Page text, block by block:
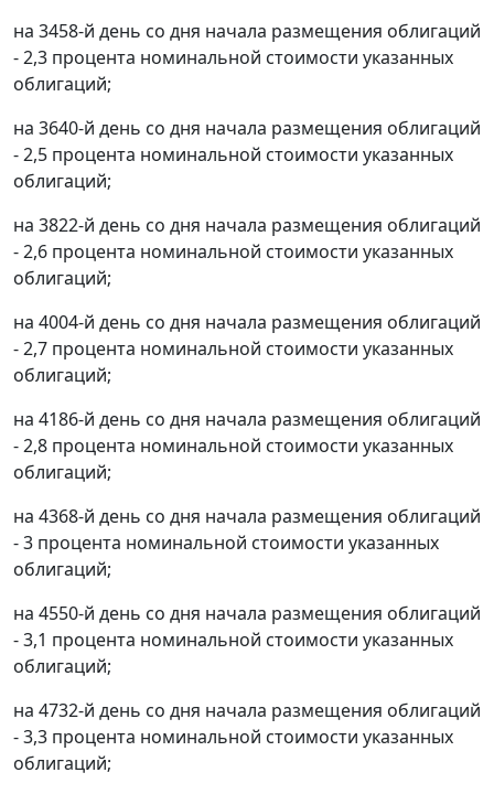
на 3458-й день со дня начала размещения облигаций
- 2,3 процента номинальной стоимости указанных
облигаций;
на 3640-й день со дня начала размещения облигаций
- 2,5 процента номинальной стоимости указанных
облигаций;
на 3822-й день со дня начала размещения облигаций
- 2,6 процента номинальной стоимости указанных
облигаций;
на 4004-й день со дня начала размещения облигаций
- 2,7 процента номинальной стоимости указанных
облигаций;
на 4186-й день со дня начала размещения облигаций
- 2,8 процента номинальной стоимости указанных
облигаций;
на 4368-й день со дня начала размещения облигаций
- 3 процента номинальной стоимости указанных
облигаций;
на 4550-й день со дня начала размещения облигаций
- 3,1 процента номинальной стоимости указанных
облигаций;
на 4732-й день со дня начала размещения облигаций
- 3,3 процента номинальной стоимости указанных
облигаций;